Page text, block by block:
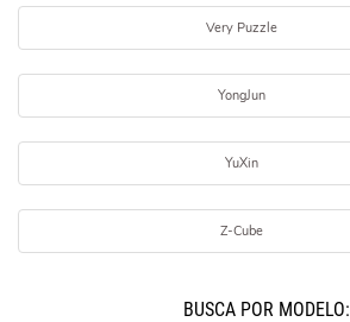
Very Puzzle
YongJun
YuXin
Z-Cube
BUSCÁ POR MODELO: